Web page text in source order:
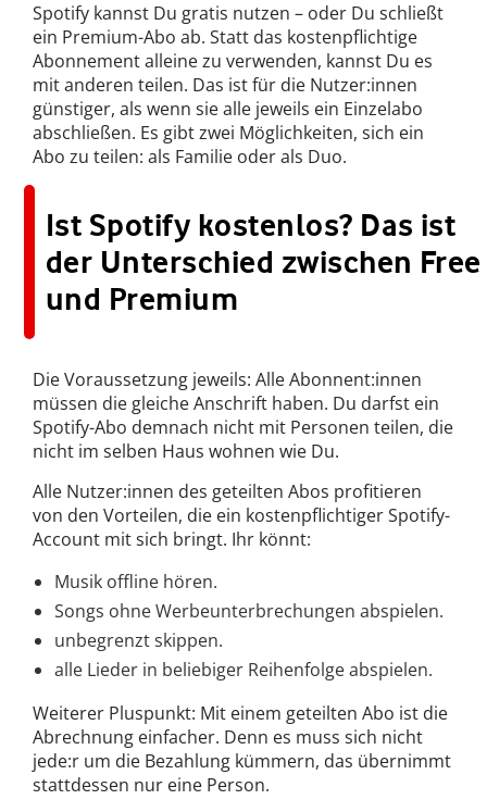
Spotify kannst Du gratis nutzen – oder Du schließt
ein Premium-Abo ab. Statt das kostenpflichtige
Abonnement alleine zu verwenden, kannst Du es
mit anderen teilen. Das ist für die Nutzer:innen
günstiger, als wenn sie alle jeweils ein Einzelabo
abschließen. Es gibt zwei Möglichkeiten, sich ein
Abo zu teilen: als Familie oder als Duo.
Ist Spotify kostenlos? Das ist
der Unterschied zwischen Free
und Premium
Die Voraussetzung jeweils: Alle Abonnent:innen
müssen die gleiche Anschrift haben. Du darfst ein
Spotify-Abo demnach nicht mit Personen teilen, die
nicht im selben Haus wohnen wie Du.
Alle Nutzer:innen des geteilten Abos profitieren
von den Vorteilen, die ein kostenpflichtiger Spotify-
Account mit sich bringt. Ihr könnt:
Musik offline hören.
Songs ohne Werbeunterbrechungen abspielen.
unbegrenzt skippen.
alle Lieder in beliebiger Reihenfolge abspielen.
Weiterer Pluspunkt: Mit einem geteilten Abo ist die
Abrechnung einfacher. Denn es muss sich nicht
jede:r um die Bezahlung kümmern, das übernimmt
stattdessen nur eine Person.